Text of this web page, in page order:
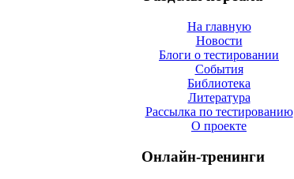
На главную
Новости
Блоги о тестировании
События
Библиотека
Литература
Рассылка по тестированию
О проекте
Онлайн-тренинги